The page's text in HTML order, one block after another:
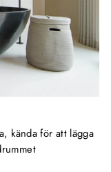
kända för att lägga